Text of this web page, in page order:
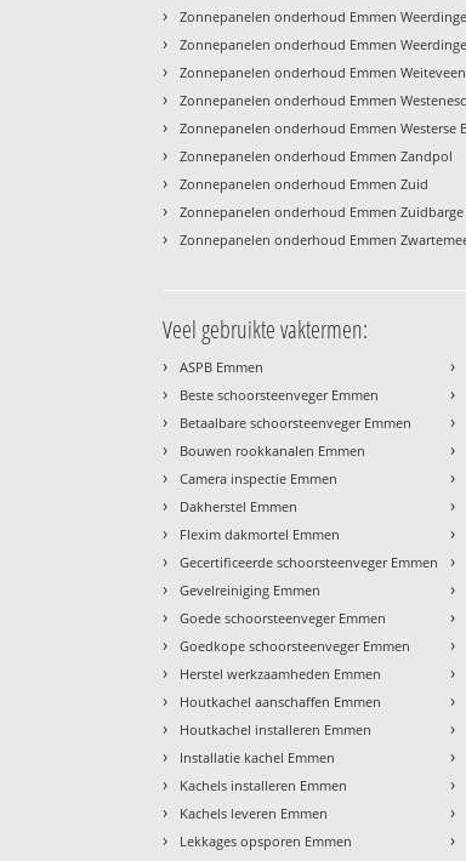
› Zonnepanelen onderhoud Emmen Weerdinge
› Zonnepanelen onderhoud Emmen
› Zonnepanelen onderhoud Emmen Weiteveen
› Zonnepanelen onderhoud Emmen
› Zonnepanelen onderhoud Emmen Westerse
› Zonnepanelen onderhoud Emmen Zandpol
› Zonnepanelen onderhoud Emmen Zuid
› Zonnepanelen onderhoud Emmen Zuidbarge
› Zonnepanelen onderhoud Emmen
Veel gebruikte vaktermen:
› ASPB Emmen
› Beste schoorsteenveger Emmen
› Betaalbare schoorsteenveger Emmen
› Bouwen rookkanalen Emmen
› Camera inspectie Emmen
› Dakherstel Emmen
› Flexim dakmortel Emmen
› Gecertificeerde schoorsteenveger Emmen
› Gevelreiniging Emmen
› Goede schoorsteenveger Emmen
› Goedkope schoorsteenveger Emmen
› Herstel werkzaamheden Emmen
› Houtkachel aanschaffen Emmen
› Houtkachel installeren Emmen
› Installatie kachel Emmen
› Kachels installeren Emmen
› Kachels leveren Emmen
› Lekkages opsporen Emmen
›
›
›
›
›
›
›
›
›
›
›
›
›
›
›
›
›
›